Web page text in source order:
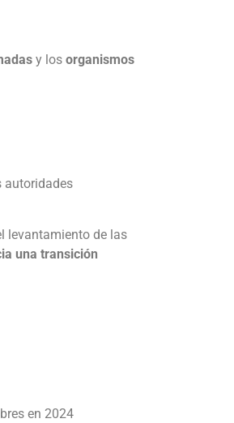
y los organismos
autoridades
levantamiento de las
una transición
en 2024